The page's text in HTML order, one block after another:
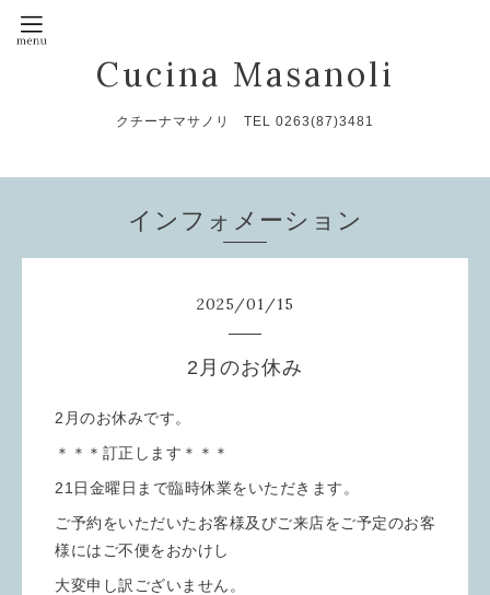
Cucina Masanoli
クチーナマサノリ TEL 0263(87)3481
インフォメーション
2025/01/15
2月のお休み
2月のお休みです。
＊＊＊訂正します＊＊＊
21日金曜日まで臨時休業をいただきます。
ご予約をいただいたお客様及びご来店をご予定のお客
様にはご不便をおかけし
大変申し訳ございません。